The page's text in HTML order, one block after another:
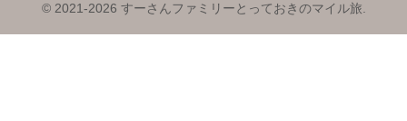
© 2021-2026 すーさんファミリーとっておきのマイル旅.